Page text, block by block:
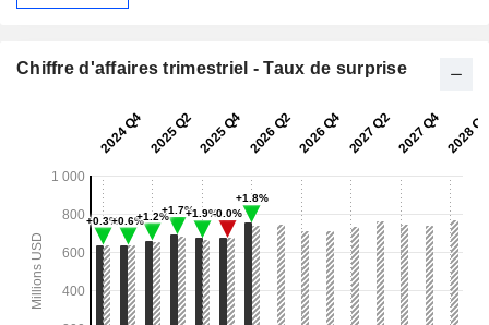
Chiffre d'affaires trimestriel - Taux de surprise